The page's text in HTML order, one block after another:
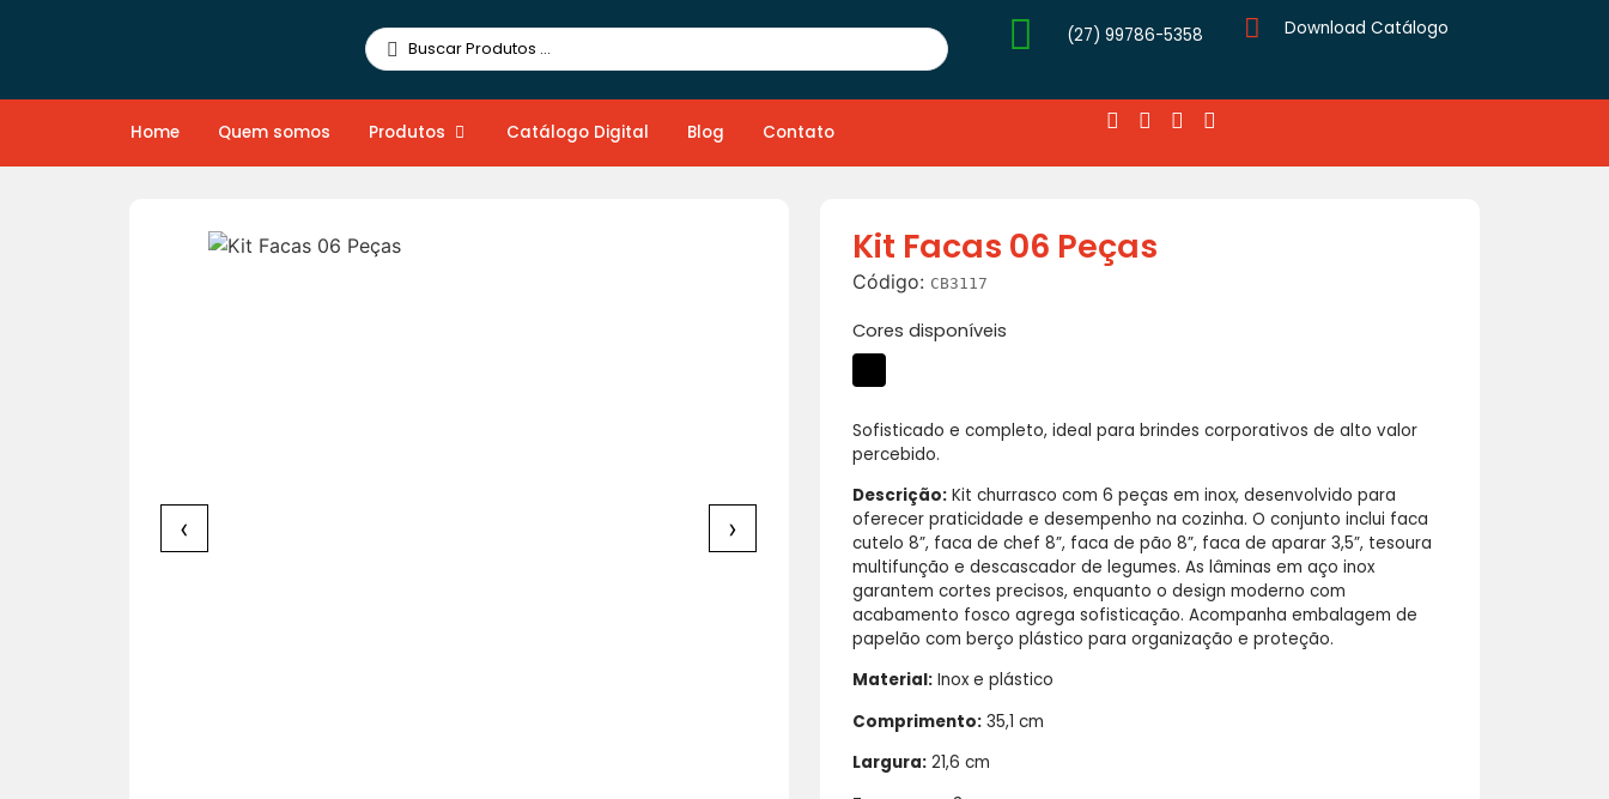
(27) 99786-5358 Download Catálogo
Home Quem somos Produtos Catálogo Digital Blog Contato
‹ ›
Kit Facas 06 Peças
Código: CB3117
Cores disponíveis
Sofisticado e completo, ideal para brindes corporativos de alto valor
percebido.
Descrição: Kit churrasco com 6 peças em inox, desenvolvido para
oferecer praticidade e desempenho na cozinha. O conjunto inclui faca
cutelo 8”, faca de chef 8”, faca de pão 8”, faca de aparar 3,5”, tesoura
multifunção e descascador de legumes. As lâminas em aço inox
garantem cortes precisos, enquanto o design moderno com
acabamento fosco agrega sofisticação. Acompanha embalagem de
papelão com berço plástico para organização e proteção.
Material: Inox e plástico
Comprimento: 35,1 cm
Largura: 21,6 cm